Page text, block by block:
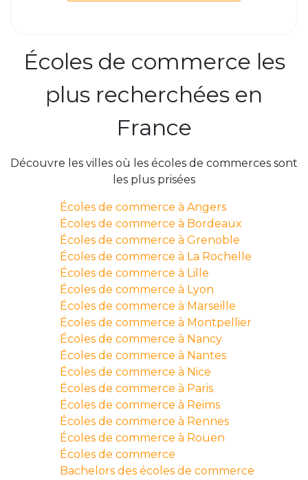
Écoles de commerce les
plus recherchées en
France
Découvre les villes où les écoles de commerces sont
les plus prisées
Écoles de commerce à Angers
Écoles de commerce à Bordeaux
Écoles de commerce à Grenoble
Écoles de commerce à La Rochelle
Écoles de commerce à Lille
Écoles de commerce à Lyon
Écoles de commerce à Marseille
Écoles de commerce à Montpellier
Écoles de commerce à Nancy
Écoles de commerce à Nantes
Écoles de commerce à Nice
Écoles de commerce à Paris
Écoles de commerce à Reims
Écoles de commerce à Rennes
Écoles de commerce à Rouen
Écoles de commerce
Bachelors des écoles de commerce